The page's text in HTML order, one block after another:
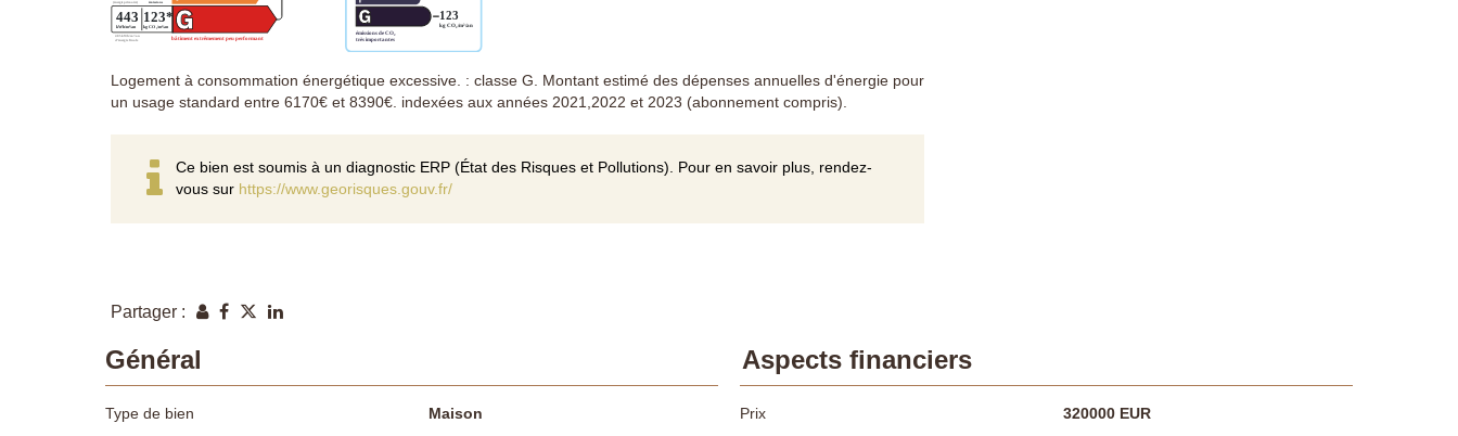
Logement à consommation énergétique excessive. : classe G. Montant estimé des dépenses annuelles d'énergie pour
un usage standard entre 6170€ et 8390€. indexées aux années 2021,2022 et 2023 (abonnement compris).
Ce bien est soumis à un diagnostic ERP (État des Risques et Pollutions). Pour en savoir plus, rendez-
vous sur https://www.georisques.gouv.fr/
Partager :
Général
Type de bien
Maison
Aspects financiers
Prix
320000 EUR